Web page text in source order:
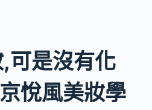
可是沒有化
悅風美妝學